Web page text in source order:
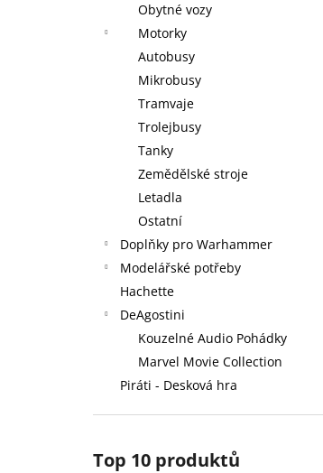
Obytné vozy
Motorky
Autobusy
Mikrobusy
Tramvaje
Trolejbusy
Tanky
Zemědělské stroje
Letadla
Ostatní
Doplňky pro Warhammer
Modelářské potřeby
Hachette
DeAgostini
Kouzelné Audio Pohádky
Marvel Movie Collection
Piráti - Desková hra
Top 10 produktů